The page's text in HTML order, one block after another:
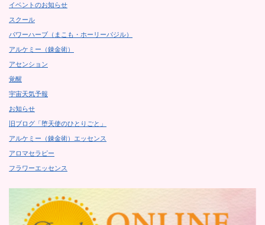
イベントのお知らせ
スクール
パワーハーブ（まこも・ホーリーバジル）
アルケミー（錬金術）
アセンション
覚醒
宇宙天気予報
お知らせ
旧ブログ「堕天使のひとりごと」
アルケミー（錬金術）エッセンス
アロマセラピー
フラワーエッセンス